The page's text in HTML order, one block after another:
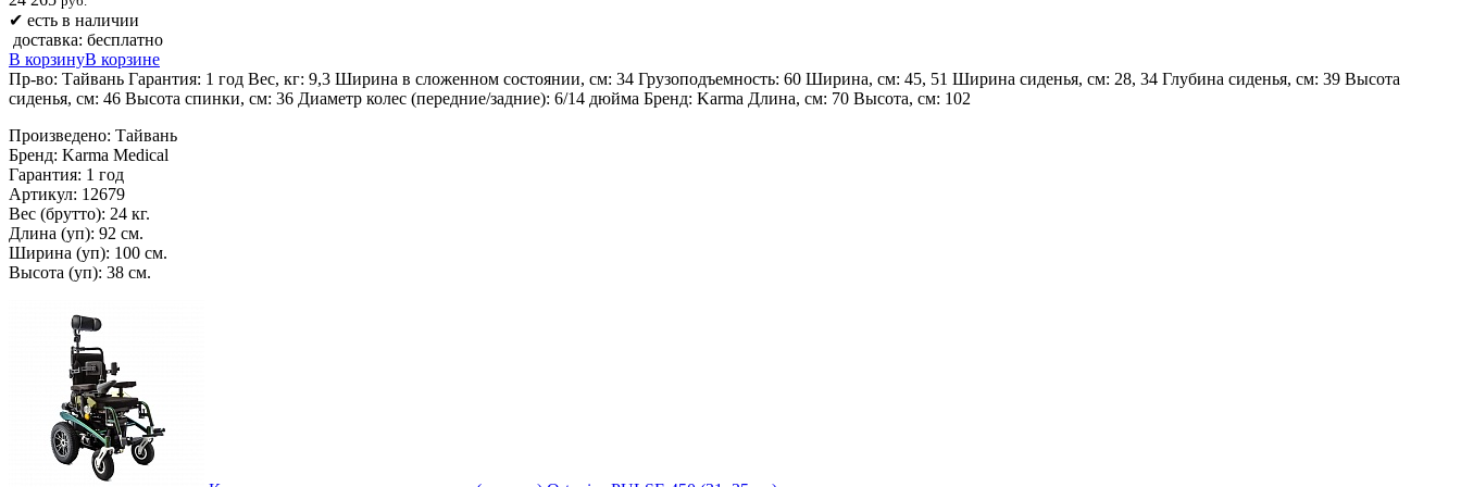
✔ есть в наличии
доставка: бесплатно
В корзинуВ корзине
Пр-во: Тайвань Гарантия: 1 год Вес, кг: 9,3 Ширина в сложенном состоянии, см: 34 Грузоподъемность: 60 Ширина, см: 45, 51 Ширина сиденья, см: 28, 34 Глубина сиденья, см: 39 Высота
сиденья, см: 46 Высота спинки, см: 36 Диаметр колес (передние/задние): 6/14 дюйма Бренд: Karma Длина, см: 70 Высота, см: 102
Произведено: Тайвань
Бренд: Karma Medical
Гарантия: 1 год
Артикул: 12679
Вес (брутто): 24 кг.
Длина (уп): 92 см.
Ширина (уп): 100 см.
Высота (уп): 38 см.